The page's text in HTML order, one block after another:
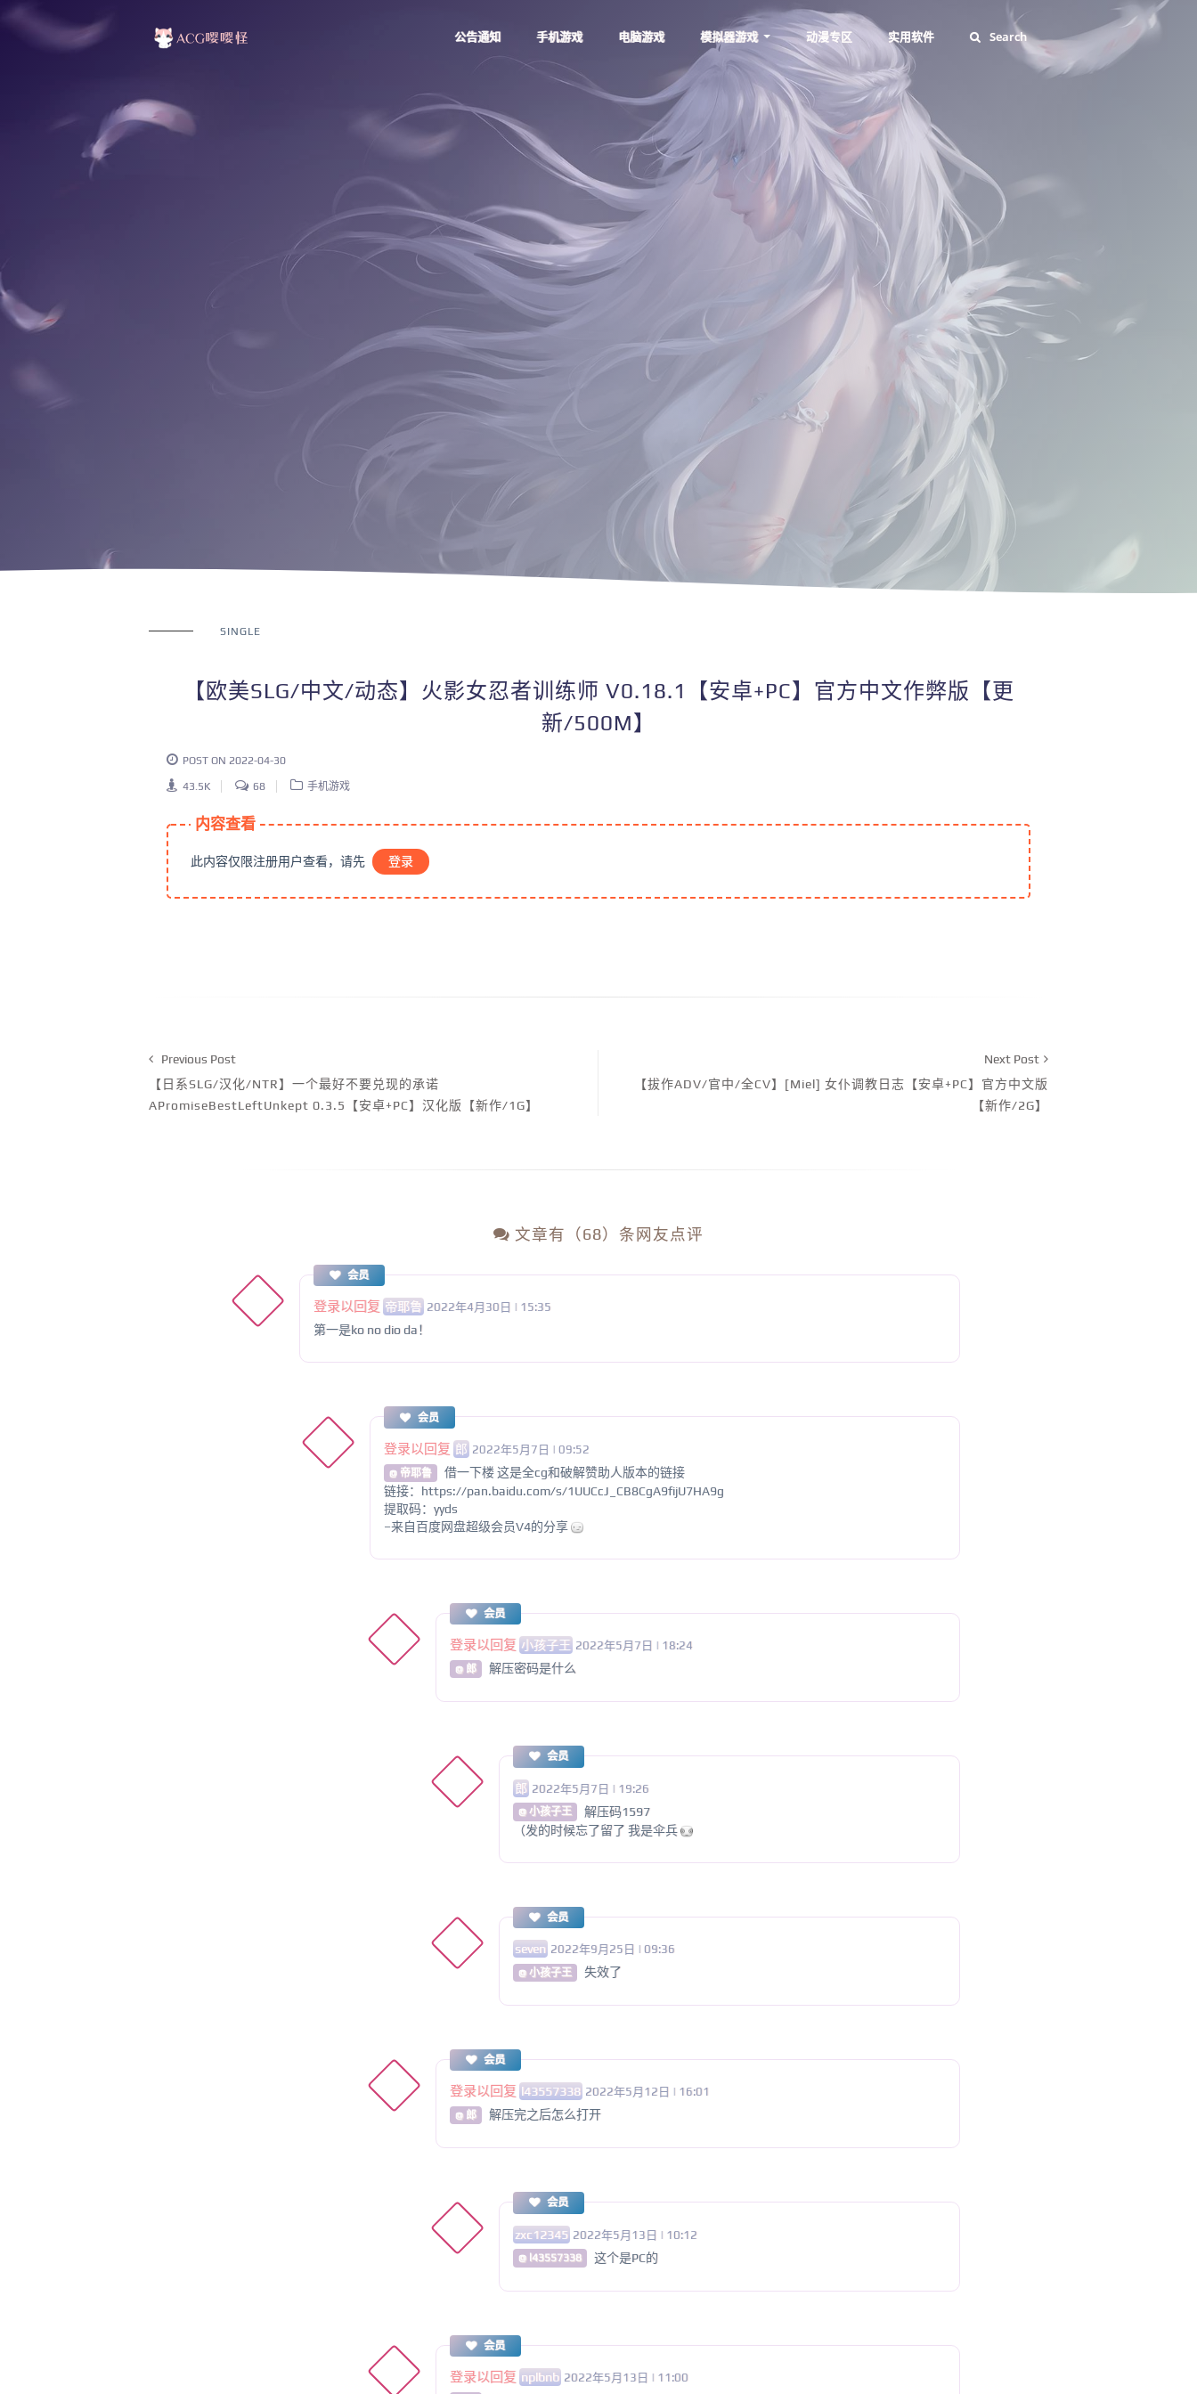
公告通知 手机游戏 电脑游戏 模拟器游戏 动漫专区 实用软件 Search
SINGLE
【欧美SLG/中文/动态】火影女忍者训练师 V0.18.1【安卓+PC】官方中文作弊版【更
新/500M】
POST ON 2022-04-30
43.5K 68 手机游戏
内容查看
此内容仅限注册用户查看，请先 登录
Previous Post
【日系SLG/汉化/NTR】一个最好不要兑现的承诺
APromiseBestLeftUnkept 0.3.5【安卓+PC】汉化版【新作/1G】
Next Post
【拔作ADV/官中/全CV】[Miel] 女仆调教日志【安卓+PC】官方中文版
【新作/2G】
文章有（68）条网友点评
会员
登录以回复 帝耶鲁 2022年4月30日 | 15:35
第一是ko no dio da！
会员
登录以回复 郎 2022年5月7日 | 09:52
@ 帝耶鲁
借一下楼 这是全cg和破解赞助人版本的链接
链接：https://pan.baidu.com/s/1UUCcJ_CB8CgA9fijU7HA9g
提取码：yyds
–来自百度网盘超级会员V4的分享
会员
登录以回复 小孩子王 2022年5月7日 | 18:24
@ 郎 解压密码是什么
会员
郎 2022年5月7日 | 19:26
@ 小孩子王
解压码1597
（发的时候忘了留了 我是伞兵
会员
seven 2022年9月25日 | 09:36
@ 小孩子王 失效了
会员
登录以回复 l43557338 2022年5月12日 | 16:01
@ 郎 解压完之后怎么打开
会员
zxc12345 2022年5月13日 | 10:12
@ l43557338 这个是PC的
会员
登录以回复 nplbnb 2022年5月13日 | 11:00